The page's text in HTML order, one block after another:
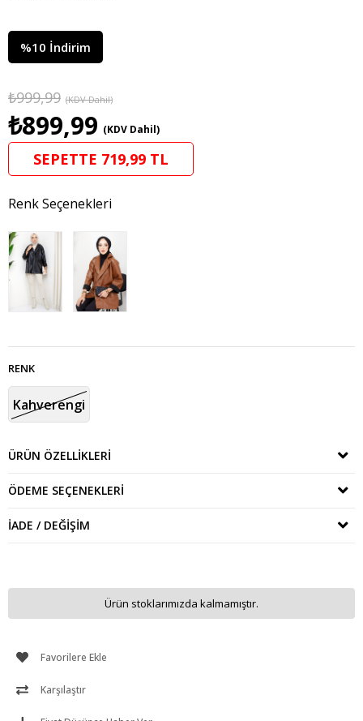
%10 İndirim
₺999,99 (KDV Dahil)
₺899,99 (KDV Dahil)
SEPETTE 719,99 TL
Renk Seçenekleri
RENK
Kahverengi
ÜRÜN ÖZELLIKLERI
ÖDEME SEÇENEKLERI
İADE / DEĞIŞIM
Ürün stoklarımızda kalmamıştır.
Favorilere Ekle
Karşılaştır